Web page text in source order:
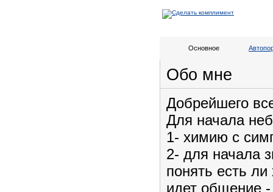
Основное
Обо мне
Добрейшего
Для начала
1- химию с
2- для начала
понять есть
идет общение